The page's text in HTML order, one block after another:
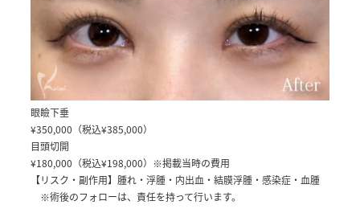
眼瞼下垂
¥350,000（税込¥385,000）
目頭切開
¥180,000（税込¥198,000） ※掲載当時の費用
【リスク・副作用】腫れ・浮腫・内出血・結膜浮腫・感染症・血腫
※術後のフォローは、責任を持って行います。